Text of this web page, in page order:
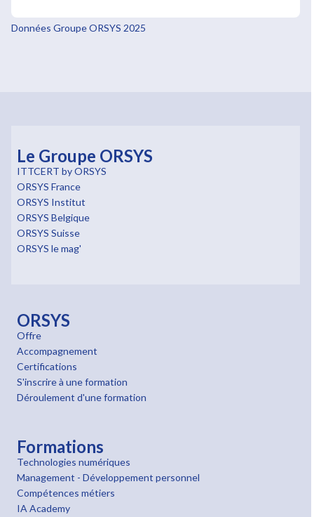
Données Groupe ORSYS 2025
Le Groupe ORSYS
ITTCERT by ORSYS
ORSYS France
ORSYS Institut
ORSYS Belgique
ORSYS Suisse
ORSYS le mag'
ORSYS
Offre
Accompagnement
Certifications
S'inscrire à une formation
Déroulement d'une formation
Formations
Technologies numériques
Management - Développement personnel
Compétences métiers
IA Academy